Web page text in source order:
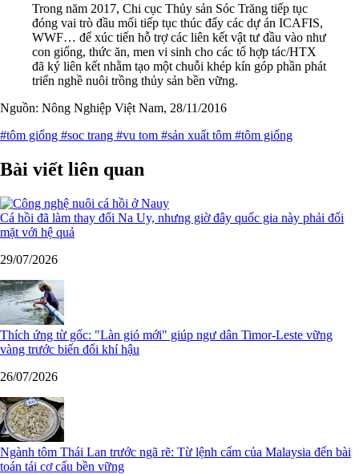
Trong năm 2017, Chi cục Thủy sản Sóc Trăng tiếp tục
đóng vai trò đầu mối tiếp tục thúc đẩy các dự án ICAFIS,
WWF… để xúc tiến hỗ trợ các liên kết vật tư đầu vào như
con giống, thức ăn, men vi sinh cho các tổ hợp tác/HTX
đã ký liên kết nhằm tạo một chuỗi khép kín góp phần phát
triển nghề nuôi trồng thủy sản bền vững.
Nguồn: Nông Nghiệp Việt Nam, 28/11/2016
#tôm giống #soc trang #vu tom #sản xuất tôm #tôm giống
Bài viết liên quan
Cá hồi đã làm thay đổi Na Uy, nhưng giờ đây quốc gia này phải đối
mặt với hệ quả
29/07/2026
Thích ứng từ gốc: "Làn gió mới" giúp ngư dân Timor-Leste vững
vàng trước biến đổi khí hậu
26/07/2026
Ngành tôm Thái Lan trước ngã rẽ: Từ lệnh cấm của Malaysia đến bài
toán tái cơ cấu bền vững